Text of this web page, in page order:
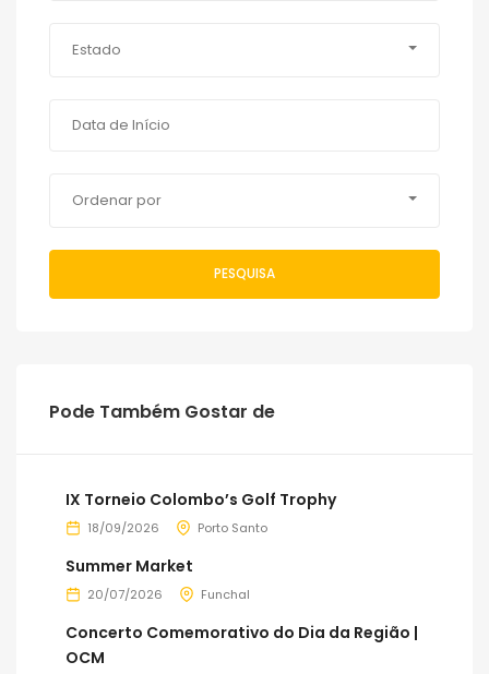
Estado
Ordenar por
PESQUISA
Pode Também Gostar de
IX Torneio Colombo’s Golf Trophy
18/09/2026 Porto Santo
Summer Market
20/07/2026 Funchal
Concerto Comemorativo do Dia da Região |
OCM